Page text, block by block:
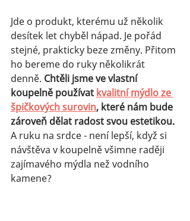
Jde o produkt, kterému už několik
desítek let chyběl nápad. Je pořád
stejné, prakticky beze změny. Přitom
ho bereme do ruky několikrát
denně. Chtěli jsme ve vlastní
koupelně používat kvalitní mýdlo ze
špičkových surovin, které nám bude
zároveň dělat radost svou estetikou.
A ruku na srdce - není lepší, když si
návštěva v koupelně všimne raději
zajímavého mýdla než vodního
kamene?